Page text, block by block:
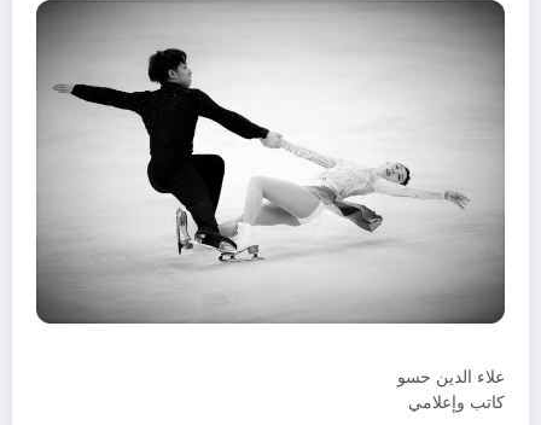
علاء الدين حسو
كاتب وإعلامي